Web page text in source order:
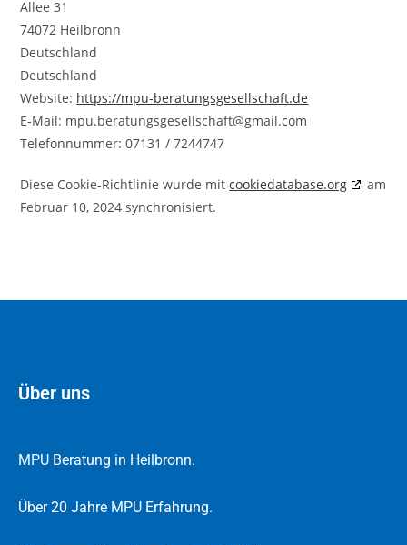
Allee 31
74072 Heilbronn
Deutschland
Deutschland
Website: https://mpu-beratungsgesellschaft.de
E-Mail: mpu.beratungsgesellschaft@gmail.com
Telefonnummer: 07131 / 7244747
Diese Cookie-Richtlinie wurde mitcookiedatabase.org
am
Februar 10, 2024 synchronisiert.
Über uns
MPU Beratung in Heilbronn.
Über 20 Jahre MPU Erfahrung.